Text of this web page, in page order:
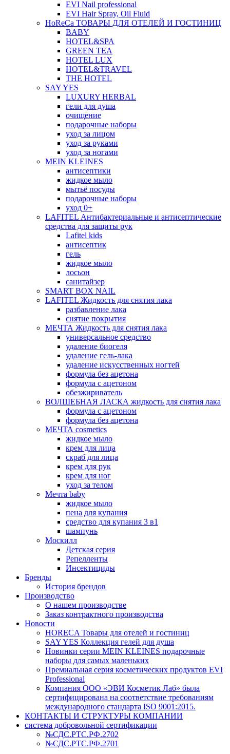
EVI Nail professional
EVI Hair Spray, Oil Fluid
HoReCa ТОВАРЫ ДЛЯ ОТЕЛЕЙ И ГОСТИНИЦ
BABY
HOTEL&SPA
GREEN TEA
HOTEL LUX
HOTEL&TRAVEL
THE HOTEL
SAY YES
LUXURY HERBAL
гели для душа
очищение
подарочные наборы
уход за лицом
уход за руками
уход за ногами
MEIN KLEINES
антисептики
жидкое мыло
мытьё посуды
подарочные наборы
уход 0+
LAFITEL Антибактериальные и антисептические
средства для защиты рук
Lafitel kids
антисептик
гель
жидкое мыло
лосьон
санитайзер
SMART BOX NAIL
LAFITEL Жидкость для снятия лака
разбавление лака
снятие покрытия
МЕЧТА Жидкость для снятия лака
универсальное средство
удаление биогеля
удаление гель-лака
удаление искусственных ногтей
формула без ацетона
формула с ацетоном
обезжириватель
ВОЛШЕБНАЯ ЛАСКА жидкость для снятия лака
формула с ацетоном
формула без ацетона
МЕЧТА cosmetics
жидкое мыло
крем для лица
скраб для лица
крем для рук
крем для ног
уход за телом
Мечта baby
жидкое мыло
пена для купания
средство для купания 3 в1
шампунь
Москилл
Детская серия
Репелленты
Инсектициды
Бренды
История брендов
Производство
О нашем производстве
Заказ контрактного производства
Новости
HORECA Товары для отелей и гостиниц
SAY YES Коллекция гелей для душа
Новинки серии MEIN KLEINES подарочные
наборы для самых маленьких
Премиальная серия косметических продуктов EVI
Professional
Компания ООО «ЭВИ Косметик Лаб» была
сертифицирована на соответствие требованиям
международного стандарта ISO 9001:2015.
КОНТАКТЫ И СТРУКТУРЫ КОМПАНИИ
система добровольной сертификации
№СДС.РТС.РФ.2702
№СДС.РТС.РФ.2701